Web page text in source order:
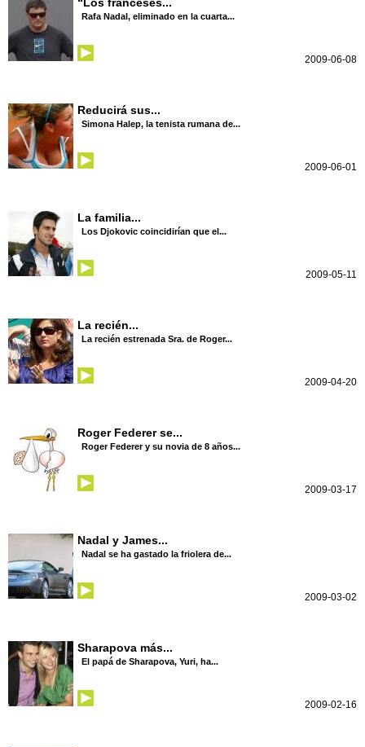
Rafa Nadal, eliminado en la cuarta...
2009-06-08
Reducirá sus...
Simona Halep, la tenista rumana de...
2009-06-01
La familia...
Los Djokovic coincidirían que el...
2009-05-11
La recién...
La recién estrenada Sra. de Roger...
2009-04-20
Roger Federer se...
Roger Federer y su novia de 8 años...
2009-03-17
Nadal y James...
Nadal se ha gastado la friolera de...
2009-03-02
Sharapova más...
El papá de Sharapova, Yuri, ha...
2009-02-16